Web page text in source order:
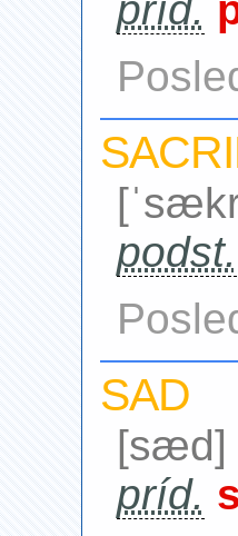
podst.
SAD
[sæd]
príd.